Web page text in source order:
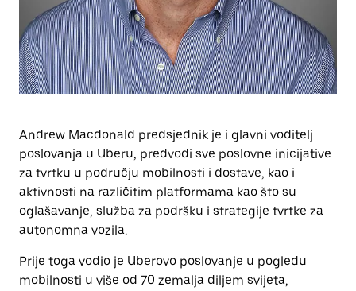
Andrew Macdonald predsjednik je i glavni voditelj
poslovanja u Uberu, predvodi sve poslovne inicijative
za tvrtku u području mobilnosti i dostave, kao i
aktivnosti na različitim platformama kao što su
oglašavanje, služba za podršku i strategije tvrtke za
autonomna vozila.
Prije toga vodio je Uberovo poslovanje u pogledu
mobilnosti u više od 70 zemalja diljem svijeta,